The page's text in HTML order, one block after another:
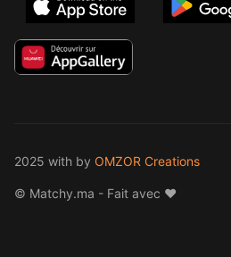
2025 with by OMZOR Creations
© Matchy.ma - Fait avec ❤️